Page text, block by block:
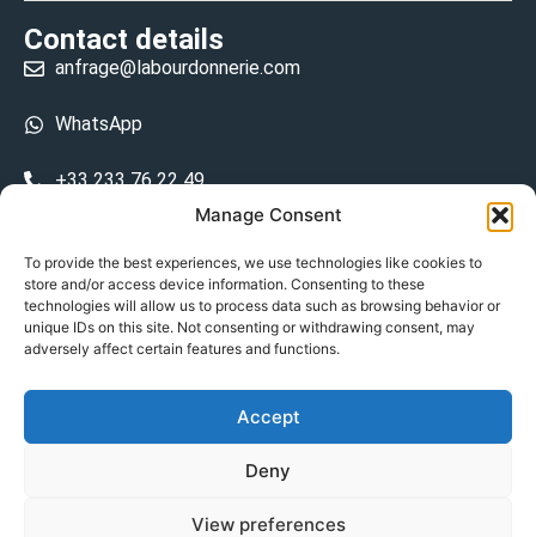
Manage Consent
To provide the best experiences, we use technologies like cookies to
store and/or access device information. Consenting to these
technologies will allow us to process data such as browsing behavior or
unique IDs on this site. Not consenting or withdrawing consent, may
adversely affect certain features and functions.
Accept
Deny
View preferences
Contact details
anfrage@labourdonnerie.com
WhatsApp
+33 233 76 22 49
15 La Bourdonnerie 50430 Vesly
prosecuted.blusher.yielded
DE
Datenschutzrichtlinie